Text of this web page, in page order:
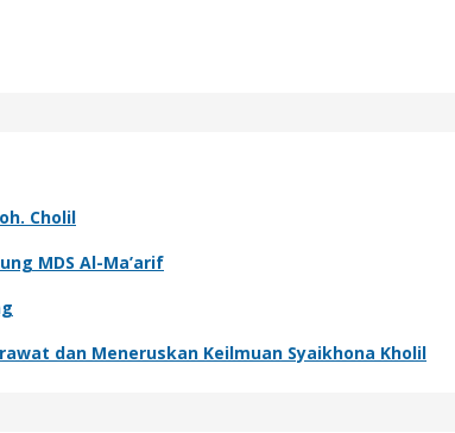
Cholil
MDS Al-Ma’arif
dan Meneruskan Keilmuan Syaikhona Kholil